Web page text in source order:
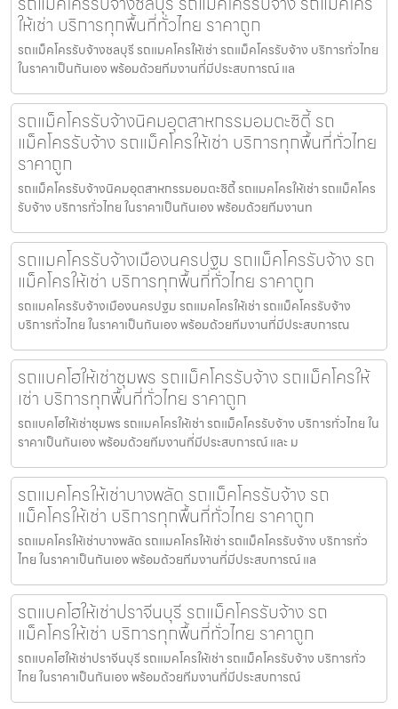
ให้เช่า บริการทุกพื้นที่ทั่วไทย ราคาถูก
รถแม็คโครรับจ้างชลบุรี รถแมคโครให้เช่า รถแม็คโครรับจ้าง บริการทั่วไทย
ในราคาเป็นกันเอง พร้อมด้วยทีมงานที่มีประสบการณ์ แล
รถแม็คโครรับจ้างนิคมอุตสาหกรรมอมตะซิตี้ รถ
แม็คโครรับจ้าง รถแม็คโครให้เช่า บริการทุกพื้นที่ทั่วไทย
ราคาถูก
รถแม็คโครรับจ้างนิคมอุตสาหกรรมอมตะซิตี้ รถแมคโครให้เช่า รถแม็คโคร
รับจ้าง บริการทั่วไทย ในราคาเป็นกันเอง พร้อมด้วยทีมงานท
รถแมคโครรับจ้างเมืองนครปฐม รถแม็คโครรับจ้าง รถ
แม็คโครให้เช่า บริการทุกพื้นที่ทั่วไทย ราคาถูก
รถแมคโครรับจ้างเมืองนครปฐม รถแมคโครให้เช่า รถแม็คโครรับจ้าง
บริการทั่วไทย ในราคาเป็นกันเอง พร้อมด้วยทีมงานที่มีประสบการณ
รถแบคโฮให้เช่าชุมพร รถแม็คโครรับจ้าง รถแม็คโครให้
เช่า บริการทุกพื้นที่ทั่วไทย ราคาถูก
รถแบคโฮให้เช่าชุมพร รถแมคโครให้เช่า รถแม็คโครรับจ้าง บริการทั่วไทย ใน
ราคาเป็นกันเอง พร้อมด้วยทีมงานที่มีประสบการณ์ และ ม
รถแมคโครให้เช่าบางพลัด รถแม็คโครรับจ้าง รถ
แม็คโครให้เช่า บริการทุกพื้นที่ทั่วไทย ราคาถูก
รถแมคโครให้เช่าบางพลัด รถแมคโครให้เช่า รถแม็คโครรับจ้าง บริการทั่ว
ไทย ในราคาเป็นกันเอง พร้อมด้วยทีมงานที่มีประสบการณ์ แล
รถแบคโฮให้เช่าปราจีนบุรี รถแม็คโครรับจ้าง รถ
แม็คโครให้เช่า บริการทุกพื้นที่ทั่วไทย ราคาถูก
รถแบคโฮให้เช่าปราจีนบุรี รถแมคโครให้เช่า รถแม็คโครรับจ้าง บริการทั่ว
ไทย ในราคาเป็นกันเอง พร้อมด้วยทีมงานที่มีประสบการณ์